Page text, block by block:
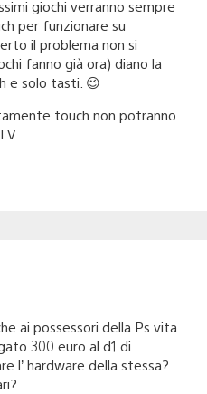
giochi verranno sempre
per funzionare su
il problema non si
fanno già ora) diano la
e solo tasti. 😉
touch non potranno
ai possessori della Ps vita
300 euro al d1 di
l’ hardware della stessa?